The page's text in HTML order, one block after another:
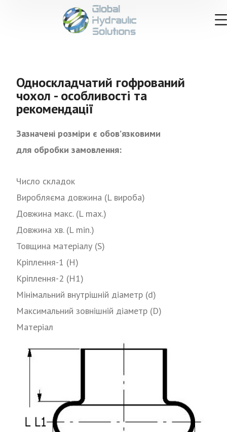
Односкладчатий гофрований
чохол - особливості та
рекомендації
Зазначені розміри є обов’язковими
для обробки замовлення:
Число складок
Виробляєма довжина (L вироба)
Довжина макс. (L max.)
Довжина хв. (L min.)
Товщина матеріалу (S)
Кріплення-1 (H)
Кріплення-2 (H1)
Мінімальний внутрішній діаметр (d)
Максимальний зовнішній діаметр (D)
Матеріал